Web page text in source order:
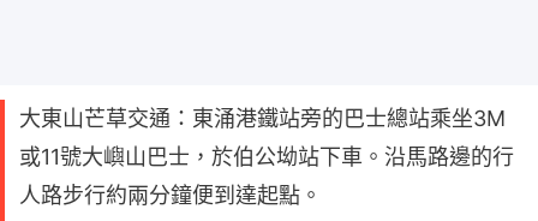
大東山芒草交通：東涌港鐵站旁的巴士總站乘坐3M
或11號大嶼山巴士，於伯公坳站下車。沿馬路邊的行
人路步行約兩分鐘便到達起點。